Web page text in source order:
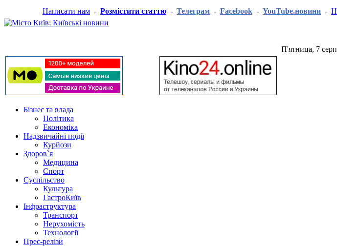
Написати нам - Розмістити статтю - Телеграм - Facebook - YouTube.новини -
П'ятница, 7
Бізнес та влада
Політика
Економіка
Надзвичайні події
Курйози
Здоров`я
Медицина
Спорт
Суспільство
Культура
ГастроКиїв
Інфраструктура
Транспорт
Нерухомість
Технології
Прес-релізи